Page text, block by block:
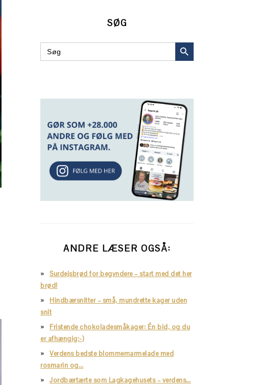
SØG
Search
for:
SEARCH BUTTON
ANDRE LÆSER OGSÅ:
Surdejsbrød for begyndere – start med det her
brød!
Hindbærsnitter – små, mundrette kager uden
snit
Fristende chokoladesmåkager: Én bid, og du
er afhængig;-)
Verdens bedste blommemarmelade med
rosmarin og…
Jordbærtærte som Lagkagehusets – verdens…